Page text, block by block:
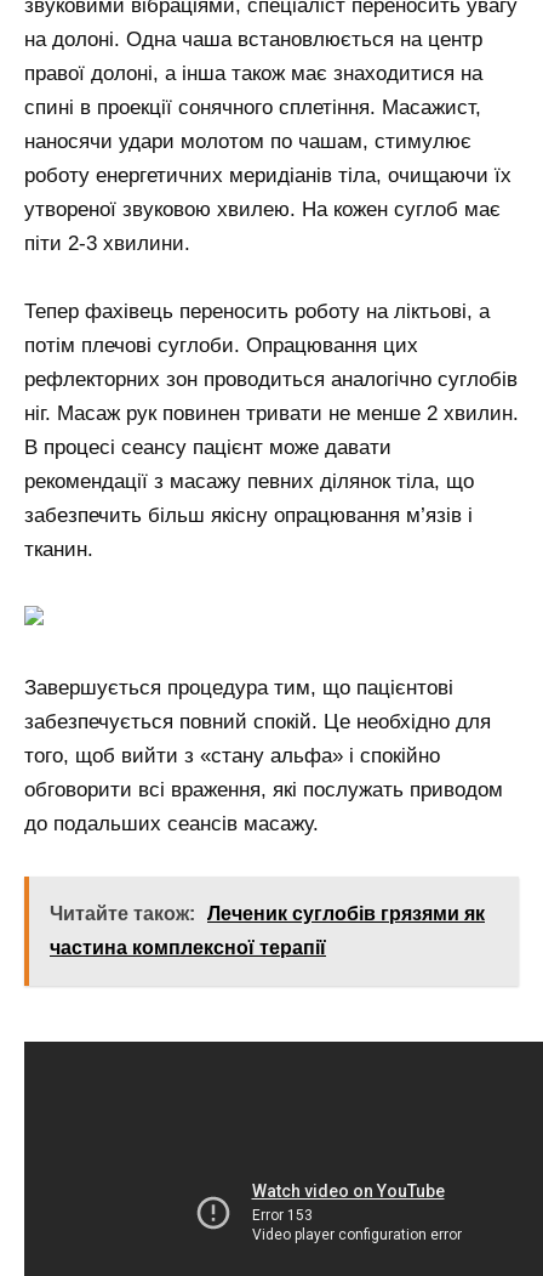
звуковими вібраціями, спеціаліст переносить увагу
на долоні. Одна чаша встановлюється на центр
правої долоні, а інша також має знаходитися на
спині в проекції сонячного сплетіння. Масажист,
наносячи удари молотом по чашам, стимулює
роботу енергетичних меридіанів тіла, очищаючи їх
утвореної звуковою хвилею. На кожен суглоб має
піти 2-3 хвилини.
Тепер фахівець переносить роботу на ліктьові, а
потім плечові суглоби. Опрацювання цих
рефлекторних зон проводиться аналогічно суглобів
ніг. Масаж рук повинен тривати не менше 2 хвилин.
В процесі сеансу пацієнт може давати
рекомендації з масажу певних ділянок тіла, що
забезпечить більш якісну опрацювання м’язів і
тканин.
Завершується процедура тим, що пацієнтові
забезпечується повний спокій. Це необхідно для
того, щоб вийти з «стану альфа» і спокійно
обговорити всі враження, які послужать приводом
до подальших сеансів масажу.
Читайте також:
Леченик суглобів грязями як
частина комплексної терапії